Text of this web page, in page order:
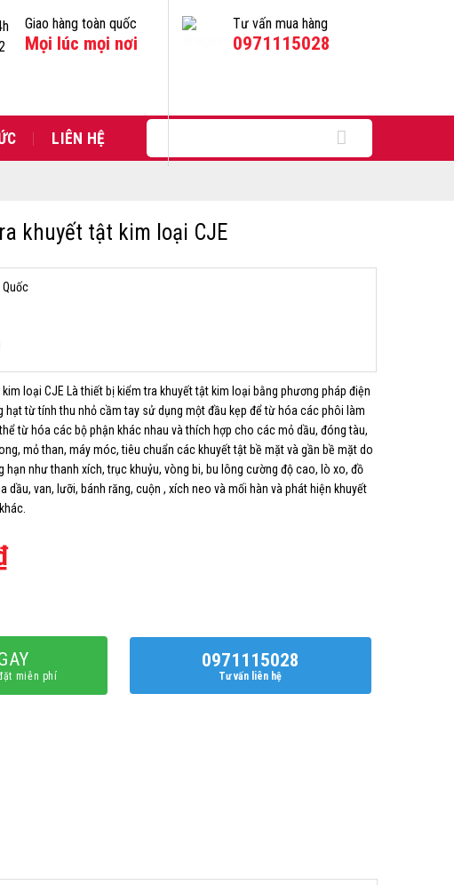
Giao hàng toàn quốc
Mọi lúc mọi nơi
Tư vấn mua hàng
0971115028
LIÊN HỆ
kiếm:
khuyết tật kim loại CJE
Quốc
kim loại CJE Là thiết bị kiểm tra khuyết tật kim loại bằng phương pháp điện
hạt từ tính thu nhỏ cầm tay sử dụng một đầu kẹp để từ hóa các phôi làm
từ hóa các bộ phận khác nhau và thích hợp cho các mỏ dầu, đóng tàu,
mỏ than, máy móc, tiêu chuẩn các khuyết tật bề mặt và gần bề mặt do
hạn như thanh xích, trục khuỷu, vòng bi, bu lông cường độ cao, lò xo, đồ
dầu, van, lưỡi, bánh răng, cuộn , xích neo và mối hàn và phát hiện khuyết
miễn phí
0971115028
Tư vấn liên hệ